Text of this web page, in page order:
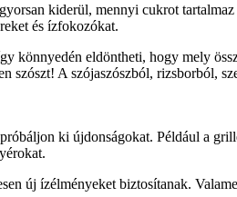
kiderül, mennyi cukrot tartalmaz
és ízfokozókat.
könnyedén eldöntheti, hogy mely
szószt! A szójaszószból, rizsborból,
ki újdonságokat. Például a
új ízélményeket biztosítanak.